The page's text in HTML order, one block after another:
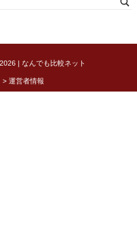
| なんでも比較ネット
> 運営者情報